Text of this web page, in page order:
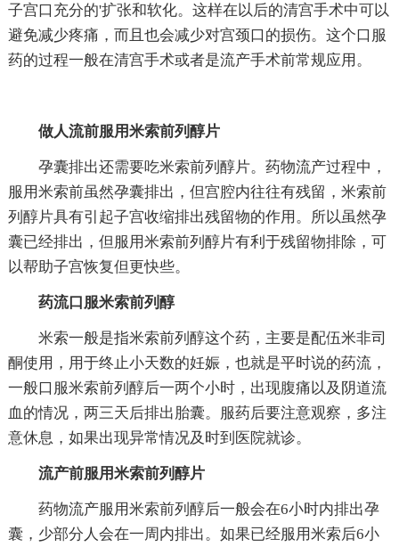
子宫口充分的'扩张和软化。这样在以后的清宫手术中可以
避免减少疼痛，而且也会减少对宫颈口的损伤。这个口服
药的过程一般在清宫手术或者是流产手术前常规应用。
做人流前服用米索前列醇片
孕囊排出还需要吃米索前列醇片。药物流产过程中，
服用米索前虽然孕囊排出，但宫腔内往往有残留，米索前
列醇片具有引起子宫收缩排出残留物的作用。所以虽然孕
囊已经排出，但服用米索前列醇片有利于残留物排除，可
以帮助子宫恢复但更快些。
药流口服米索前列醇
米索一般是指米索前列醇这个药，主要是配伍米非司
酮使用，用于终止小天数的妊娠，也就是平时说的药流，
一般口服米索前列醇后一两个小时，出现腹痛以及阴道流
血的情况，两三天后排出胎囊。服药后要注意观察，多注
意休息，如果出现异常情况及时到医院就诊。
流产前服用米索前列醇片
药物流产服用米索前列醇后一般会在6小时内排出孕
囊，少部分人会在一周内排出。如果已经服用米索后6小